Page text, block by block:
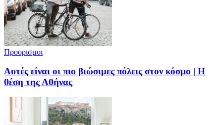
Προορισμοι
Αυτές είναι οι πιο βιώσιμες πόλεις στον κόσμο | Η
θέση της Αθήνας